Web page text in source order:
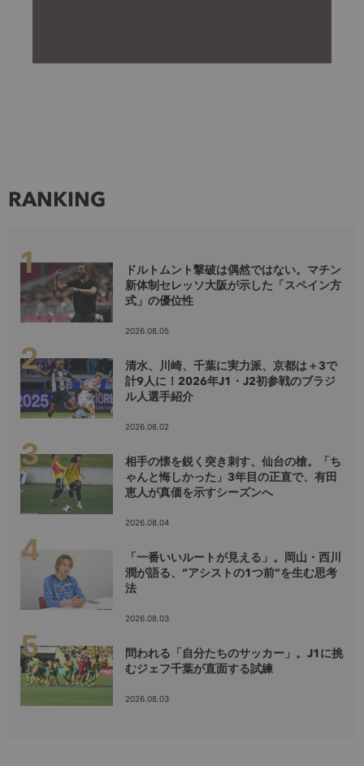
RANKING
ドルトムント撃破は偶然ではない。マチン
新体制セレッソ大阪が示した「スペイン方
式」の優位性
2026.08.05
清水、川崎、千葉に実力派、京都は＋3で
計9人に！2026年J1・J2初参戦のブラジ
ル人選手紹介
2026.08.02
相手の懐を鋭く突き刺す、仙台の槍。「ち
ゃんと悔しかった」3年目の正直で、有田
恵人が真価を示すシーズンへ
2026.08.04
「一番いいルートが見える」。岡山・西川
潤が語る、“アシストの1つ前”を生む思考
法
2026.08.03
問われる「自分たちのサッカー」。J1に挑
むジェフ千葉が直面する試練
2026.08.03